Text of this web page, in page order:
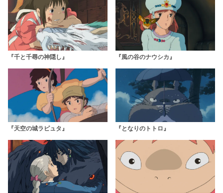
『千と千尋の神隠し』 『風の谷のナウシカ』
『天空の城ラピュタ』 『となりのトトロ』